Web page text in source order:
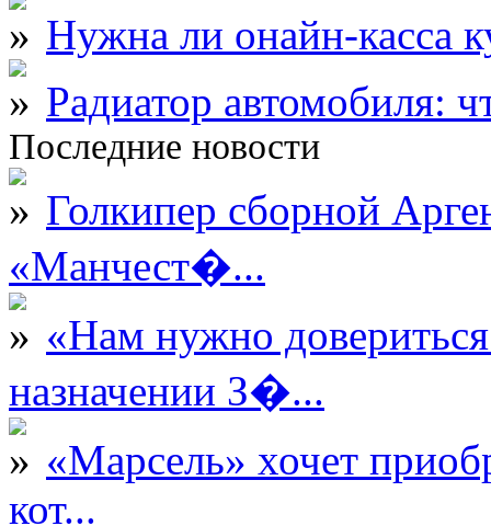
Нужна ли онайн-касса
Радиатор автомобиля:
Последние новости
Голкипер сборной
«Манчест�...
«Нам нужно
назначении З�...
«Марсель» хочет
кот...